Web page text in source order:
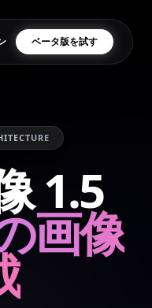
ベータ版を試す
1.5
画像